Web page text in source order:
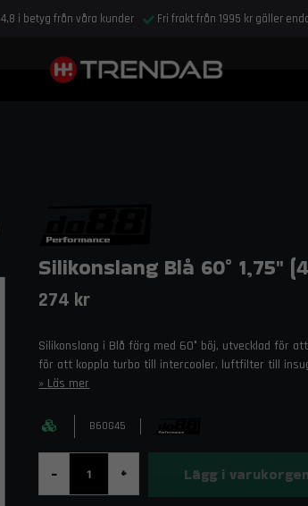
4,8 i betyg från våra kunder Fri frakt från 1995 kr gäller
Silikonslang Blå 60° 1,75"
274 kr
Silikonslang i Blå färg med 60° böj, utvecklad för
för att koppla turbo till intercooler, luftfilter till
Läs mer
B60G45
- + Lägg i varukorgen